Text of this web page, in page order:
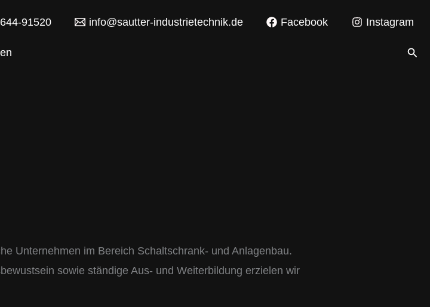
91520 info@sautter-industrietechnik.de Facebook Instagram
Unternehmen im Bereich Schaltschrank- und Anlagenbau.
sowie ständige Aus- und Weiterbildung erzielen wir